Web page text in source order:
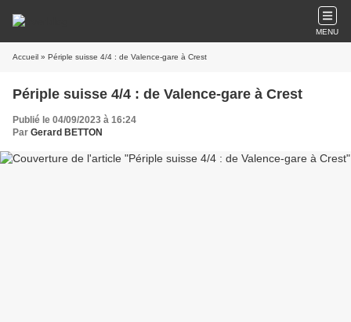
MENU
Accueil » Périple suisse 4/4 : de Valence-gare à Crest
Périple suisse 4/4 : de Valence-gare à Crest
Publié le 04/09/2023 à 16:24
Par Gerard BETTON